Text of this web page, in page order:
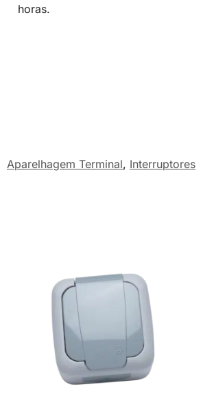
horas.
Aparelhagem Terminal, Interruptores